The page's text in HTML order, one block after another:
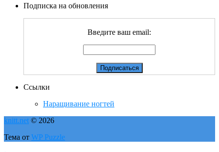
Подписка на обновления
Введите ваш email:
Ссылки
Наращивание ногтей
knitt.net © 2026
Тема от WP Puzzle